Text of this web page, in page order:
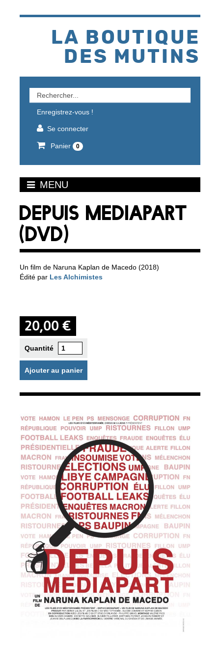
LA BOUTIQUE
DES MUTINS
Rechercher
un
produit
Enregistrez-vous !
Se connecter
Panier 0
MENU
DEPUIS MEDIAPART
(DVD)
Un film de Naruna Kaplan de Macedo (2018)
Édité par Les Alchimistes
20,00 €
Quantité
Ajouter au panier